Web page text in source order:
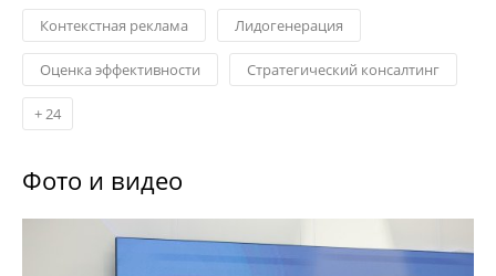
Контекстная реклама Лидогенерация
Оценка эффективности Стратегический консалтинг
+24
Фото и видео